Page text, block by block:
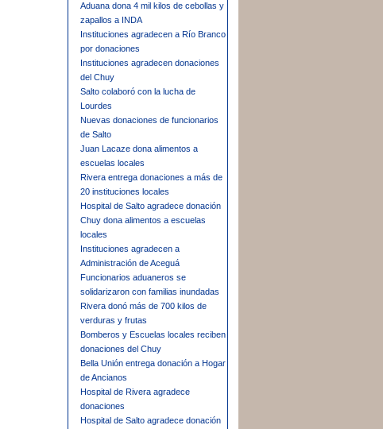
Aduana dona 4 mil kilos de cebollas y
zapallos a INDA
Instituciones agradecen a Río Branco
por donaciones
Instituciones agradecen donaciones
del Chuy
Salto colaboró con la lucha de
Lourdes
Nuevas donaciones de funcionarios
de Salto
Juan Lacaze dona alimentos a
escuelas locales
Rivera entrega donaciones a más de
20 instituciones locales
Hospital de Salto agradece donación
Chuy dona alimentos a escuelas
locales
Instituciones agradecen a
Administración de Aceguá
Funcionarios aduaneros se
solidarizaron con familias inundadas
Rivera donó más de 700 kilos de
verduras y frutas
Bomberos y Escuelas locales reciben
donaciones del Chuy
Bella Unión entrega donación a Hogar
de Ancianos
Hospital de Rivera agradece
donaciones
Hospital de Salto agradece donación